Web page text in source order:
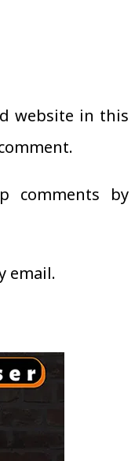
website in this
comments by
email.